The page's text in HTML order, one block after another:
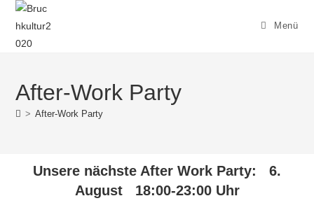
Menü
After-Work Party
> After-Work Party
Unsere nächste After Work Party: 6.
August 18:00-23:00 Uhr